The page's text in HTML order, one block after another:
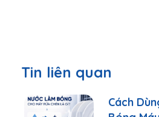
Tin liên quan
Cách